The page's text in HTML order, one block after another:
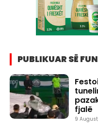
PUBLIKUAR SË
fjalë
9